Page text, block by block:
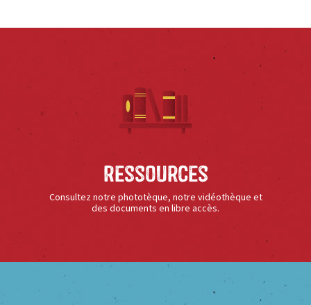
Ressources
Consultez notre phototèque, notre vidéothèque et
des documents en libre accès.